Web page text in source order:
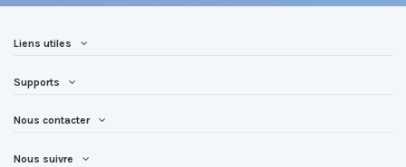
Liens utiles
Supports
Nous contacter
Nous suivre